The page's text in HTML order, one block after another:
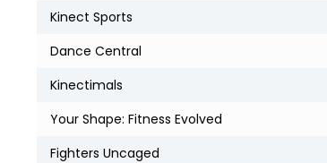
Kinect Sports
Dance Central
Kinectimals
Your Shape: Fitness Evolved
Fighters Uncaged